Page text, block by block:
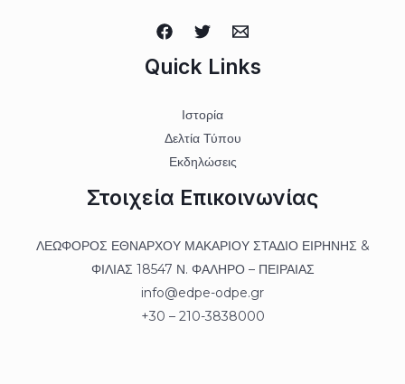
Quick Links
Ιστορία
Δελτία Τύπου
Εκδηλώσεις
Στοιχεία Επικοινωνίας
ΛΕΩΦΟΡΟΣ ΕΘΝΑΡΧΟΥ ΜΑΚΑΡΙΟΥ ΣΤΑΔΙΟ ΕΙΡΗΝΗΣ &
ΦΙΛΙΑΣ 18547 Ν. ΦΑΛΗΡΟ – ΠΕΙΡΑΙΑΣ
info@edpe-odpe.gr
+30 – 210-3838000